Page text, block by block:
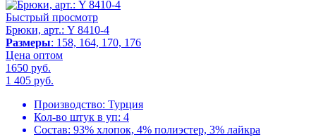
Быстрый просмотр
Брюки, арт.: Y 8410-4
Размеры: 158, 164, 170, 176
Цена оптом
1650 руб.
1 405 руб.
Производство: Турция
Кол-во штук в уп: 4
Состав: 93% хлопок, 4% полиэстер, 3% лайкра